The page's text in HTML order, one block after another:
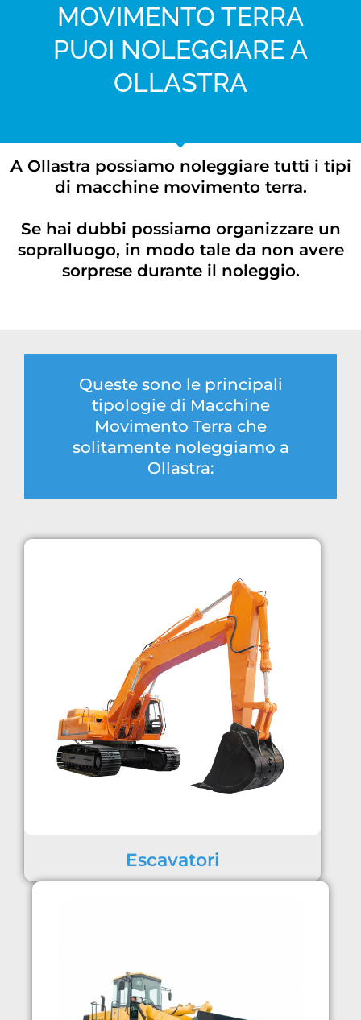
MOVIMENTO TERRA
PUOI NOLEGGIARE A
OLLASTRA
A Ollastra possiamo noleggiare tutti i tipi
di macchine movimento terra.
Se hai dubbi possiamo organizzare un
sopralluogo, in modo tale da non avere
sorprese durante il noleggio.
Queste sono le principali
tipologie di Macchine
Movimento Terra che
solitamente noleggiamo a
Ollastra:
Escavatori